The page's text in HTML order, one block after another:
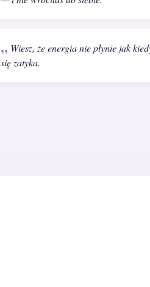
Wiesz, że energia nie płynie jak
się zatyka.